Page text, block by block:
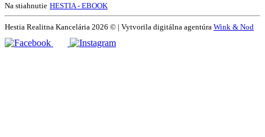
Na stiahnutie HESTIA - EBOOK
Hestia Realitna Kancelária 2026 © | Vytvorila digitálna agentúra Wink & Nod